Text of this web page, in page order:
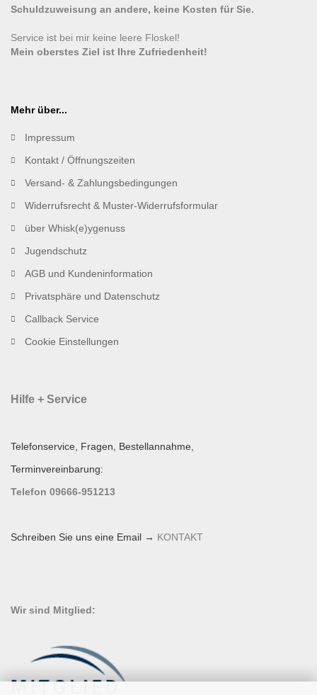
Schuldzuweisung an andere, keine Kosten für Sie.
Service ist bei mir keine leere Floskel!
Mein oberstes Ziel ist Ihre Zufriedenheit!
Mehr über...
Impressum
Kontakt / Öffnungszeiten
Versand- & Zahlungsbedingungen
Widerrufsrecht & Muster-Widerrufsformular
über Whisk(e)ygenuss
Jugendschutz
AGB und Kundeninformation
Privatsphäre und Datenschutz
Callback Service
Cookie Einstellungen
Hilfe + Service
Telefonservice, Fragen, Bestellannahme,
Terminvereinbarung:
Telefon 09666-951213
Schreiben Sie uns eine Email → KONTAKT
Wir sind Mitglied: